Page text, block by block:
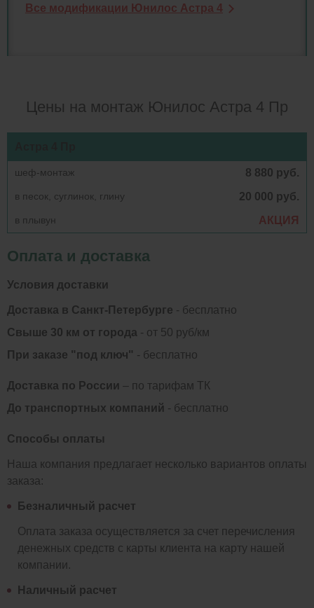
Все модификации Юнилос Астра 4
Цены на монтаж Юнилос Астра 4 Пр
шеф-монтаж 8 880 руб.
в песок, суглинок, глину 20 000 руб.
в плывун АКЦИЯ
Оплата и доставка
Условия доставки
Доставка в Санкт-Петербурге - бесплатно
Свыше 30 км от города - от 50 руб/км
При заказе "под ключ" - бесплатно
Доставка по России – по тарифам ТК
До транспортных компаний - бесплатно
Способы оплаты
Наша компания предлагает несколько вариантов оплаты
заказа:
Безналичный расчет
Оплата заказа осуществляется за счет перечисления
денежных средств с карты клиента на карту нашей
компании.
Наличный расчет